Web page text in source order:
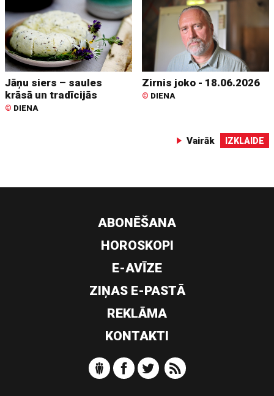
Jāņu siers – saules
krāsā un tradīcijās
© DIENA
Zirnis joko - 18.06.2026
© DIENA
Vairāk IZKLAIDE
ABONĒŠANA
HOROSKOPI
E-AVĪZE
ZIŅAS E-PASTĀ
REKLĀMA
KONTAKTI